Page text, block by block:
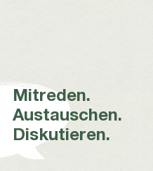
Mitreden.
Austauschen.
Diskutieren.